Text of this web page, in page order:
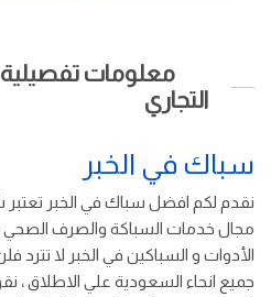
معلومات
التجاري
سباك في الخبر
نقدم لكم افضل سباك في الخبر تعتبر
مجال خدمات السباكة والصرف الصحي
الأدوات و السباكين في الخبر لا
جميع انحاء السعودية علي الاطلاق ،